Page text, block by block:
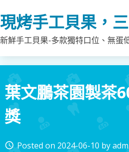
to
content
現烤手工貝果，
新鮮手工貝果-多款獨特口位、無蛋
葉文鵬茶園製茶
獎
access_time Posted on 2024-06-10 by